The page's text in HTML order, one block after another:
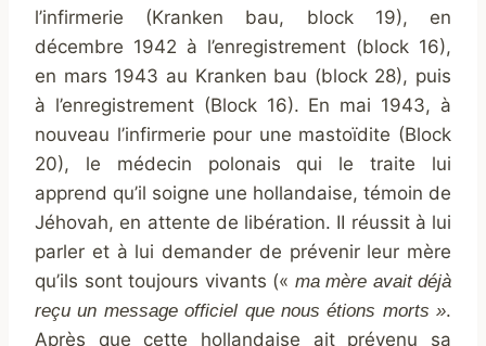
l’infirmerie (Kranken bau, block 19), en
décembre 1942 à l’enregistrement (block 16),
en mars 1943 au Kranken bau (block 28), puis
à l’enregistrement (Block 16). En mai 1943, à
nouveau l’infirmerie pour une mastoïdite (Block
20), le médecin polonais qui le traite lui
apprend qu’il soigne une hollandaise, témoin de
Jéhovah, en attente de libération. II réussit à lui
parler et à lui demander de prévenir leur mère
qu’ils sont toujours vivants (« ma mère avait déjà
reçu un message officiel que nous étions morts ».
Après que cette hollandaise ait prévenu sa